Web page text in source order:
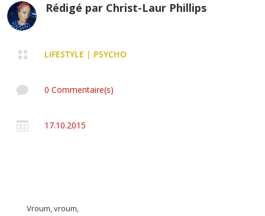
Rédigé par Christ-Laur Phillips
 LIFESTYLE | PSYCHO
 0 Commentaire(s)
 17.10.2015
Vroum, vroum,